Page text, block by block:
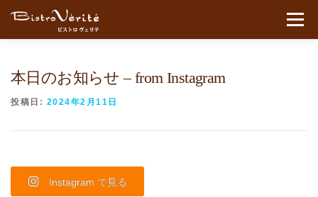
コンテンツへスキップ
メニュ
本日のお知らせ – from Instagram
投稿日: 2024年2月11日
Instagram で見る